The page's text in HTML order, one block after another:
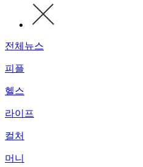
전체뉴스
피플
헬스
라이프
컬처
머니